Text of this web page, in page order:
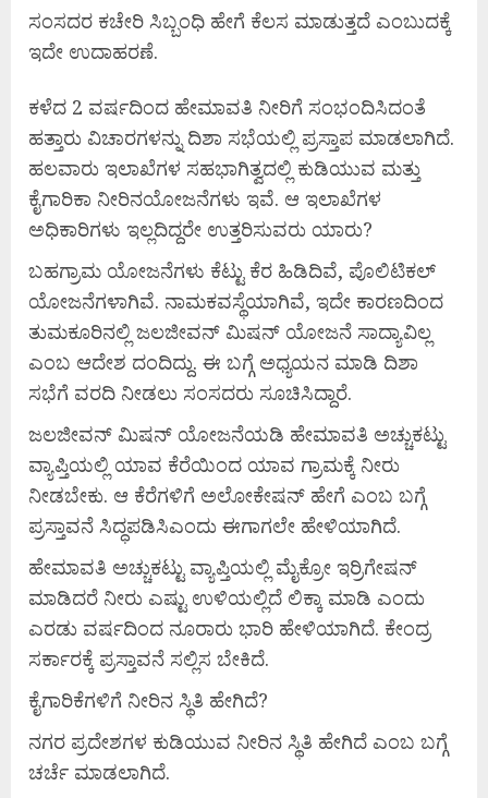
ಸಂಸದರ ಕಚೇರಿ ಸಿಬ್ಬಂಧಿ ಹೇಗೆ ಕೆಲಸ ಮಾಡುತ್ತದೆ ಎಂಬುದಕ್ಕೆ
ಇದೇ ಉದಾಹರಣೆ.
ಕಳೆದ 2 ವರ್ಷದಿಂದ ಹೇಮಾವತಿ ನೀರಿಗೆ ಸಂಭಂದಿಸಿದಂತೆ
ಹತ್ತಾರು ವಿಚಾರಗಳನ್ನು ದಿಶಾ ಸಭೆಯಲ್ಲಿ ಪ್ರಸ್ತಾಪ ಮಾಡಲಾಗಿದೆ.
ಹಲವಾರು ಇಲಾಖೆಗಳ ಸಹಭಾಗಿತ್ವದಲ್ಲಿ ಕುಡಿಯುವ ಮತ್ತು
ಕೈಗಾರಿಕಾ ನೀರಿನಯೋಜನೆಗಳು ಇವೆ. ಆ ಇಲಾಖೆಗಳ
ಅಧಿಕಾರಿಗಳು ಇಲ್ಲದಿದ್ದರೇ ಉತ್ತರಿಸುವರು ಯಾರು?
ಬಹಗ್ರಾಮ ಯೋಜನೆಗಳು ಕೆಟ್ಟು ಕೆರ ಹಿಡಿದಿವೆ, ಪೊಲಿಟಿಕಲ್
ಯೋಜನೆಗಳಾಗಿವೆ. ನಾಮಕವಸ್ಥೆಯಾಗಿವೆ, ಇದೇ ಕಾರಣದಿಂದ
ತುಮಕೂರಿನಲ್ಲಿ ಜಲಜೀವನ್ ಮಿಷನ್ ಯೋಜನೆ ಸಾದ್ಯಾವಿಲ್ಲ
ಎಂಬ ಆದೇಶ ದಂದಿದ್ದು. ಈ ಬಗ್ಗೆ ಅಧ್ಯಯನ ಮಾಡಿ ದಿಶಾ
ಸಭೆಗೆ ವರದಿ ನೀಡಲು ಸಂಸದರು ಸೂಚಿಸಿದ್ದಾರೆ.
ಜಲಜೀವನ್ ಮಿಷನ್ ಯೋಜನೆಯಡಿ ಹೇಮಾವತಿ ಅಚ್ಚುಕಟ್ಟು
ವ್ಯಾಪ್ತಿಯಲ್ಲಿ ಯಾವ ಕೆರೆಯಿಂದ ಯಾವ ಗ್ರಾಮಕ್ಕೆ ನೀರು
ನೀಡಬೇಕು. ಆ ಕೆರೆಗಳಿಗೆ ಅಲೋಕೇಷನ್ ಹೇಗೆ ಎಂಬ ಬಗ್ಗೆ
ಪ್ರಸ್ತಾವನೆ ಸಿದ್ಧಪಡಿಸಿಎಂದು ಈಗಾಗಲೇ ಹೇಳಿಯಾಗಿದೆ.
ಹೇಮಾವತಿ ಅಚ್ಚುಕಟ್ಟು ವ್ಯಾಪ್ತಿಯಲ್ಲಿ ಮೈಕ್ರೋ ಇರ್ರಿಗೇಷನ್
ಮಾಡಿದರೆ ನೀರು ಎಷ್ಟು ಉಳಿಯಲ್ಲಿದೆ ಲಿಕ್ಕಾ ಮಾಡಿ ಎಂದು
ಎರಡು ವರ್ಷದಿಂದ ನೂರಾರು ಭಾರಿ ಹೇಳಿಯಾಗಿದೆ. ಕೇಂದ್ರ
ಸರ್ಕಾರಕ್ಕೆ ಪ್ರಸ್ತಾವನೆ ಸಲ್ಲಿಸ ಬೇಕಿದೆ.
ಕೈಗಾರಿಕೆಗಳಿಗೆ ನೀರಿನ ಸ್ಥಿತಿ ಹೇಗಿದೆ?
ನಗರ ಪ್ರದೇಶಗಳ ಕುಡಿಯುವ ನೀರಿನ ಸ್ಥಿತಿ ಹೇಗಿದೆ ಎಂಬ ಬಗ್ಗೆ
ಚರ್ಚೆ ಮಾಡಲಾಗಿದೆ.